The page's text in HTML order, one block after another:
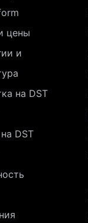
цены
и
на DST
DST